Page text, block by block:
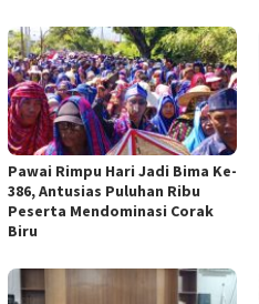
Pawai Rimpu Hari Jadi Bima Ke-
386, Antusias Puluhan Ribu
Peserta Mendominasi Corak
Biru